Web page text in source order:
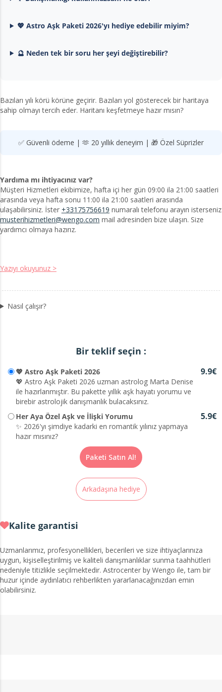
💖 Astro Aşk Paketi 2026'yı hediye edebilir miyim?
🔮 Neden tek bir soru her şeyi değiştirebilir?
Bazıları yılı körü körüne geçirir. Bazıları yol gösterecek bir haritaya
sahip olmayı tercih eder. Haritanı keşfetmeye hazır mısın?
✅ Güvenli ödeme | 🫶 20 yıllık deneyim | 🎁 Özel Süprizler
Yardıma mı ihtiyacınız var?
Müşteri Hizmetleri ekibimize, hafta içi her gün 09:00 ila 21:00 saatleri
arasında veya hafta sonu 11:00 ila 21:00 saatleri arasında
ulaşabilirsiniz. İster +33175756619 numaralı telefonu arayın isterseniz
musterihizmetleri@wengo.com
yardımcı olmaya hazırız.
Yazıyı okuyunuz >
Nasıl çalışır?
Bir teklif seçin :
💖 Astro Aşk Paketi 2026
💖 Astro Aşk Paketi 2026 uzman astrolog Marta Denise
ile hazırlanmıştır. Bu pakette yıllık aşk hayatı yorumu ve
birebir astrolojik danışmanlık bulacaksınız.
9.9€
Her Aya Özel Aşk ve İlişki Yorumu
✨ 2026'yı şimdiye kadarki en romantik yılınız yapmaya
hazır mısınız?
5.9€
Paketi Satın Al!
Arkadaşına hediye
Kalite garantisi
Uzmanlarımız, profesyonellikleri, becerileri ve size ihtiyaçlarınıza
uygun, kişiselleştirilmiş ve kaliteli danışmanlıklar sunma taahhütleri
nedeniyle titizlikle seçilmektedir. Astrocenter by Wengo ile, tam bir
huzur içinde aydınlatıcı rehberlikten yararlanacağınızdan emin
olabilirsiniz.